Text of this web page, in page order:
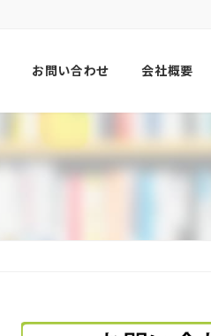
お問い合わせ 会社概要